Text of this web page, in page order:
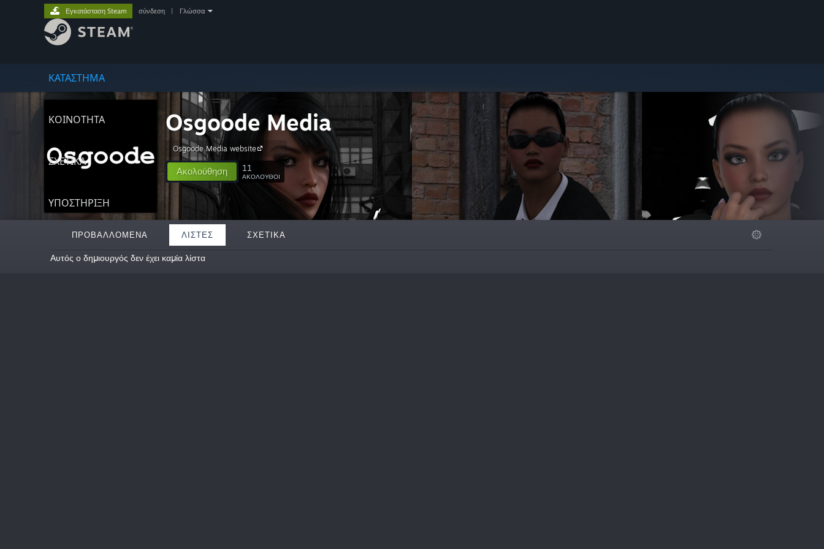
ΚΑΤΑΣΤΗΜΑ
ΚΟΙΝΟΤΗΤΑ
ΣΧΕΤΙΚΆ
ΥΠΟΣΤΗΡΙΞΗ
Εγκατάσταση Steam σύνδεση Γλώσσα
Osgoode Media
Osgoode Media website
Ακολούθηση 11
ΑΚΟΛΟΥΘΟΙ
ΠΡΟΒΑΛΛΌΜΕΝΑ ΛΊΣΤΕΣ ΣΧΕΤΙΚΆ
Αυτός ο δημιουργός δεν έχει καμία λίστα